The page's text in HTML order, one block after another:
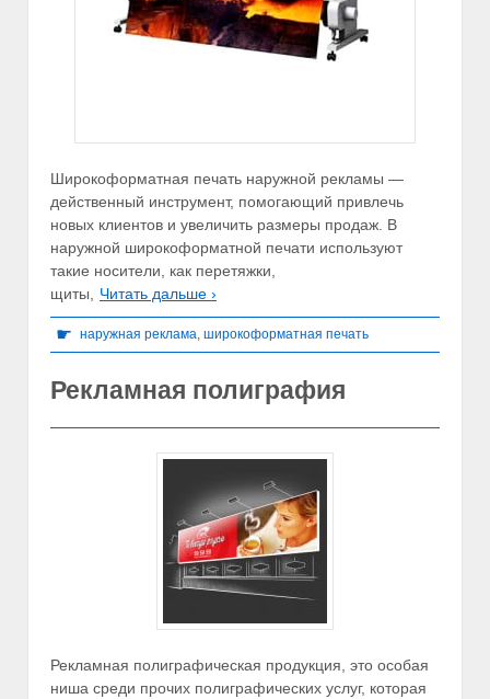
Широкоформатная печать наружной рекламы —
действенный инструмент, помогающий привлечь
новых клиентов и увеличить размеры продаж. В
наружной широкоформатной печати используют
такие носители, как перетяжки,
щиты,
Читать дальше ›
☛ наружная реклама, широкоформатная печать
Рекламная полиграфия
Рекламная полиграфическая продукция, это особая
ниша среди прочих полиграфических услуг, которая